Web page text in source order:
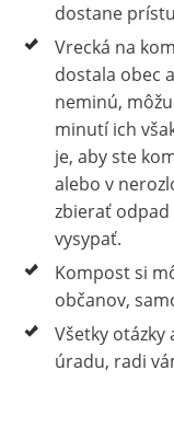
dostane
Vrecká na
dostala obec
neminú,
minutí ich
je, aby ste
alebo v
zbierať
vysypať.
Kompost si
občanov,
Všetky
úradu, radi